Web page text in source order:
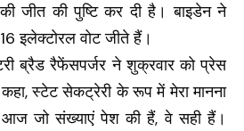
जीत की पुष्टि कर दी है। बाइडेन ने
इलेक्टोरल वोट जीते हैं।
ब्रैड रैफेंसपर्जर ने शुक्रवार को प्रेस
स्टेट सेकट्रेरी के रूप में मेरा मानना
जो संख्याएं पेश की हैं, वे सही हैं।